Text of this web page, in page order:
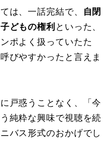
は、一話完結で、
自閉
どもの権利 といった、
ポよく扱っていたた
びやすかったと言えま
戸惑うことなく、「今
純粋な興味で視聴を続
バス形式のおかげでし